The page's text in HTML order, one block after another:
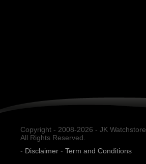
Copyright - 2008-2026 - JK Watchstore.
All Rights Reserved.
- Disclaimer - Term and Conditions